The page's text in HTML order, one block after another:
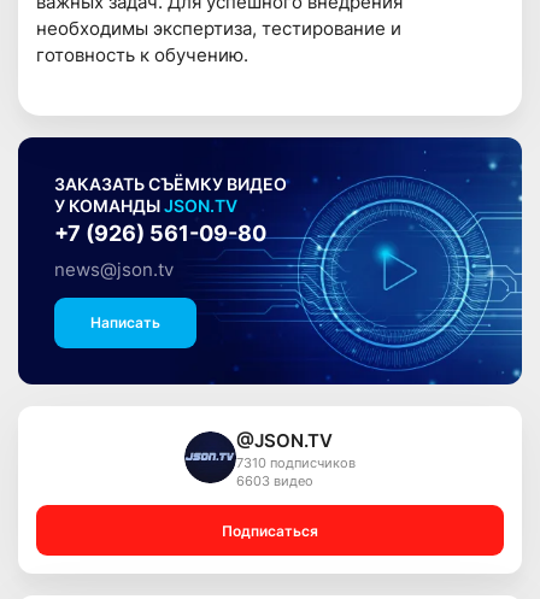
необходимы экспертиза, тестирование и
готовность к обучению.
ЗАКАЗАТЬ СЪЁМКУ ВИДЕО
У КОМАНДЫJSON.TV
+7 (926) 561-09-80
news@json.tv
Написать
@JSON.TV
7310 подписчиков
6603 видео
Подписаться